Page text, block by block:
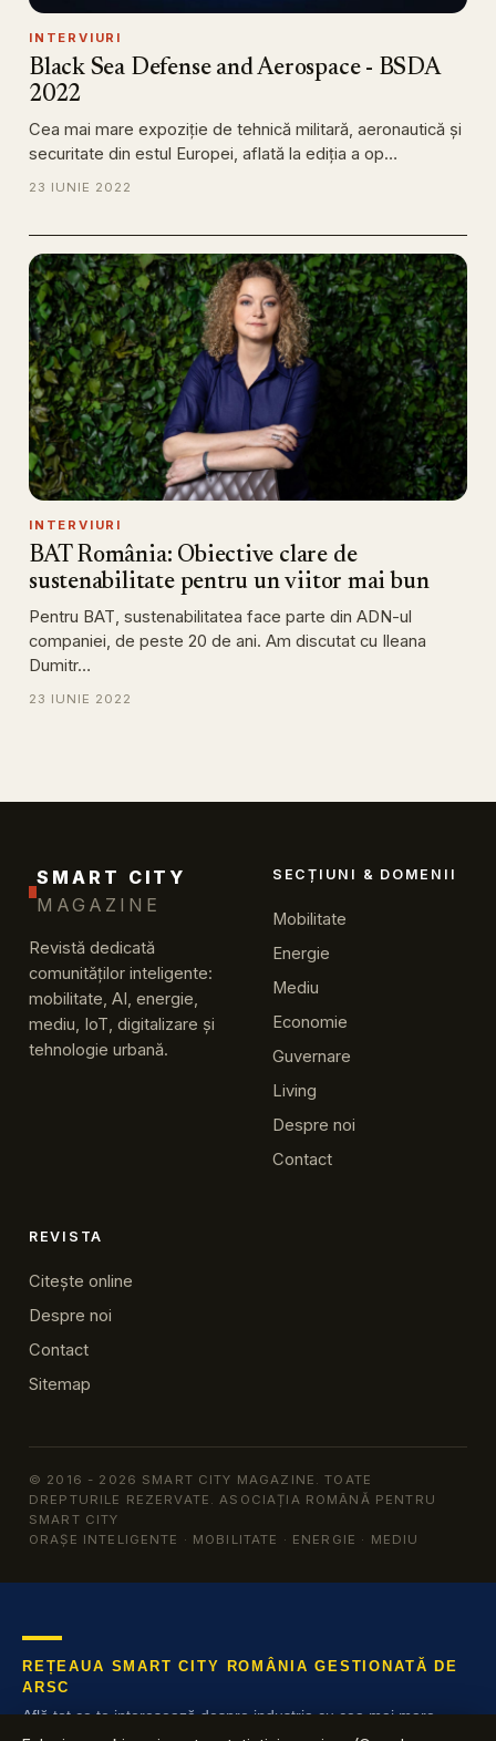
INTERVIURI
Black Sea Defense and Aerospace - BSDA
2022
Cea mai mare expoziție de tehnică militară, aeronautică și
securitate din estul Europei, aflată la ediția a op…
23 IUNIE 2022
INTERVIURI
BAT România: Obiective clare de
sustenabilitate pentru un viitor mai bun
Pentru BAT, sustenabilitatea face parte din ADN-ul
companiei, de peste 20 de ani. Am discutat cu Ileana
Dumitr…
23 IUNIE 2022
SMART CITY
MAGAZINE
Revistă dedicată
comunităților inteligente:
mobilitate, AI, energie,
mediu, IoT, digitalizare și
tehnologie urbană.
SECȚIUNI & DOMENII
Mobilitate
Energie
Mediu
Economie
Guvernare
Living
Despre noi
Contact
REVISTA
Citește online
Despre noi
Contact
Sitemap
© 2016 - 2026 SMART CITY MAGAZINE. TOATE
DREPTURILE REZERVATE. ASOCIAȚIA ROMÂNĂ PENTRU
SMART CITY
ORAȘE INTELIGENTE · MOBILITATE · ENERGIE · MEDIU
REȚEAUA SMART CITY ROMÂNIA GESTIONATĂ DE
ARSC
Află tot ce te interesează despre industria cu cea mai mare